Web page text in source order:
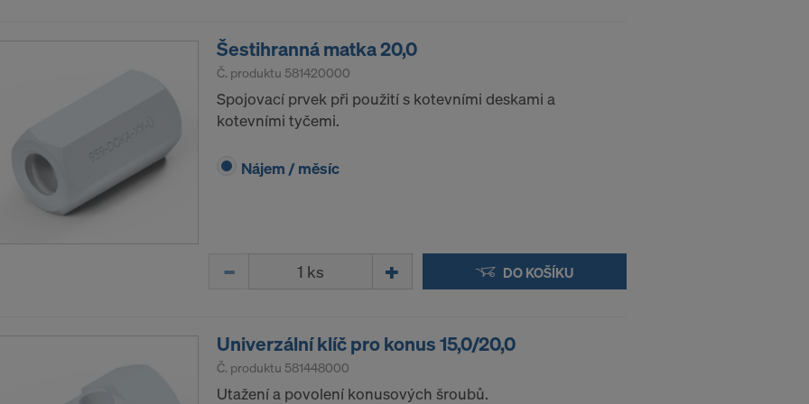
Šestihranná matka 20,0
Č. produktu 581420000
Spojovací prvek při použití s kotevními deskami a
kotevními tyčemi.
Nájem / měsíc
DO KOŠÍKU
Univerzální klíč pro konus 15,0/20,0
Č. produktu 581448000
Utažení a povolení konusových šroubů.
osobní údaje.
cookie na webové stránce můžete Váš souhlas kdykoliv s účinkem do
S POUŽÍVÁNÍM COOKIES A PŘEDÁVÁNÍM VAŠICH
ÚDAJŮ DO USA?